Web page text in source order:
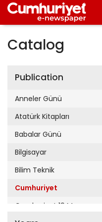
Catalog
Publication
Anneler Günü
Atatürk Kitapları
Babalar Günü
Bilgisayar
Bilim Teknik
Cumhuriyet
Cumhuriyet 19 Mayıs